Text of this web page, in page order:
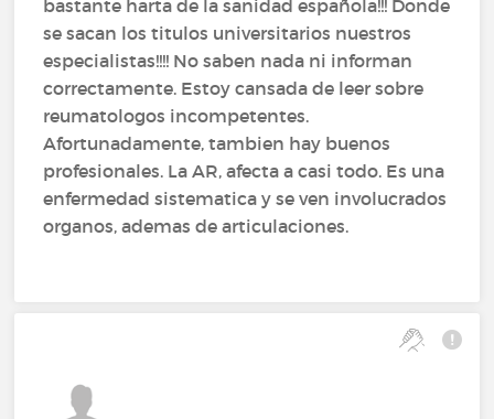
bastante harta de la sanidad española!!! Donde
se sacan los titulos universitarios nuestros
especialistas!!!! No saben nada ni informan
correctamente. Estoy cansada de leer sobre
reumatologos incompetentes.
Afortunadamente, tambien hay buenos
profesionales. La AR, afecta a casi todo. Es una
enfermedad sistematica y se ven involucrados
organos, ademas de articulaciones.